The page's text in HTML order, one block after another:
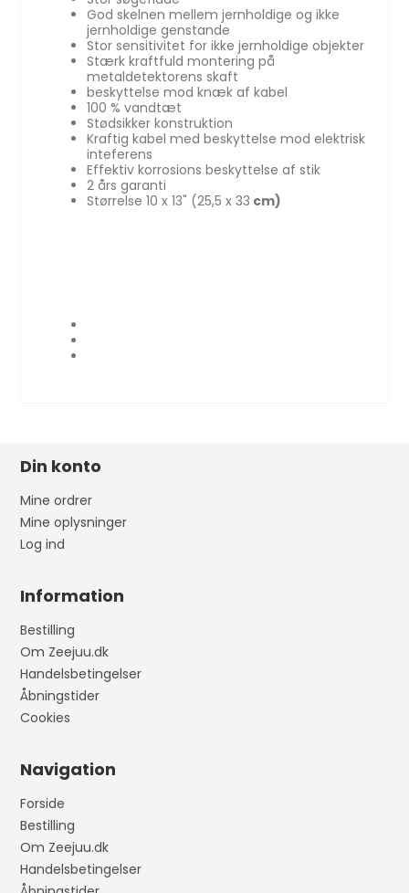
God skelnen mellem jernholdige og ikke
jernholdige genstande
Stor sensitivitet for ikke jernholdige objekter
Stærk kraftfuld montering på
metaldetektorens skaft
beskyttelse mod knæk af kabel
100 % vandtæt
Stødsikker konstruktion
Kraftig kabel med beskyttelse mod elektrisk
inteferens
Effektiv korrosions beskyttelse af stik
2 års garanti
Størrelse 10 x 13" (25,5 x 33 cm)
Din konto
Mine ordrer
Mine oplysninger
Log ind
Information
Bestilling
Om Zeejuu.dk
Handelsbetingelser
Åbningstider
Cookies
Navigation
Forside
Bestilling
Om Zeejuu.dk
Handelsbetingelser